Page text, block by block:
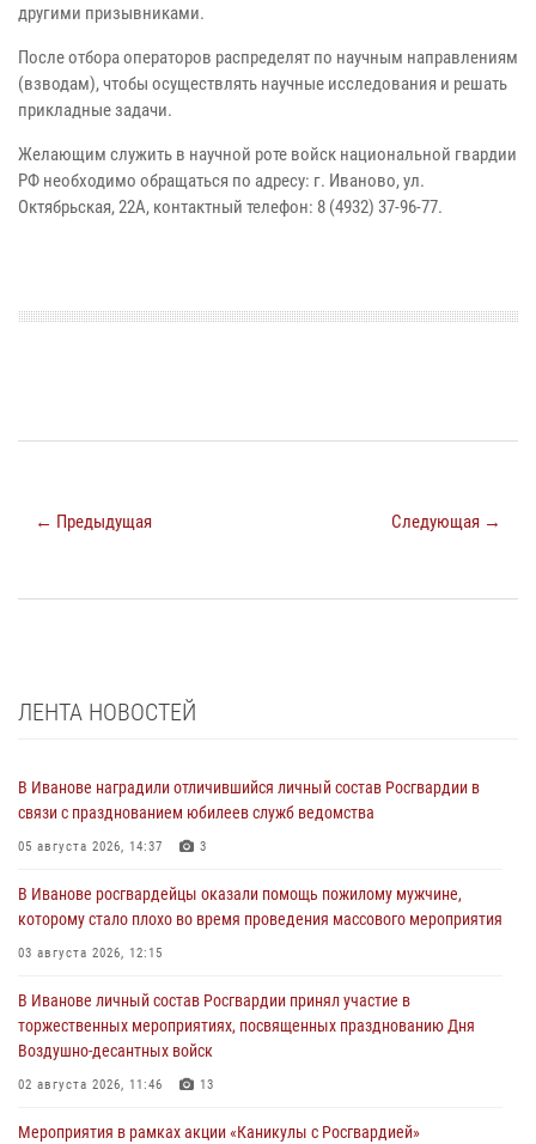
другими призывниками.
После отбора операторов распределят по научным направлениям
(взводам), чтобы осуществлять научные исследования и решать
прикладные задачи.
Желающим служить в научной роте войск национальной гвардии
РФ необходимо обращаться по адресу: г. Иваново, ул.
Октябрьская, 22А, контактный телефон: 8 (4932) 37-96-77.
← Предыдущая Следующая →
ЛЕНТА НОВОСТЕЙ
В Иванове наградили отличившийся личный состав Росгвардии в
связи с празднованием юбилеев служб ведомства
05 августа 2026, 14:37 3
В Иванове росгвардейцы оказали помощь пожилому мужчине,
которому стало плохо во время проведения массового мероприятия
03 августа 2026, 12:15
В Иванове личный состав Росгвардии принял участие в
торжественных мероприятиях, посвященных празднованию Дня
Воздушно-десантных войск
02 августа 2026, 11:46 13
Мероприятия в рамках акции «Каникулы с Росгвардией»